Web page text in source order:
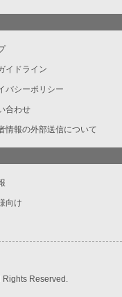
イドライン
バシーポリシー
合わせ
情報の外部送信について
向け
Reserved.